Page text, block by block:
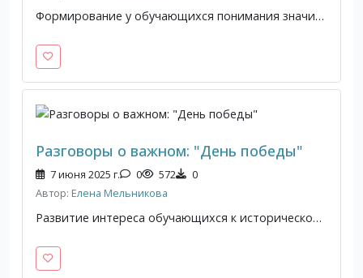
Формирование у обучающихся понимания значимости Союзного государства России и Беларуси, осмысление перспектив интеграции и ее значения для будущего; формирование представлений о принципах партнерских отношений между странами; воспитание уважения к братскому белорусскому народу, формирование интереса к его истории и культуре.
Разговоры о важном: "День победы"
7 июня 2025 г. 0 572 0
Автор: Елена Мельникова
Развитие интереса обучающихся к историческому наследию России и истории Отечества, понимания значимости сохранения исторической памяти о Великой Отечественной войне, героических подвигах и самопожертвовании наших предков.